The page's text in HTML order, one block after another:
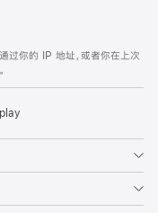
过你的 IP 地址，或者你在上次